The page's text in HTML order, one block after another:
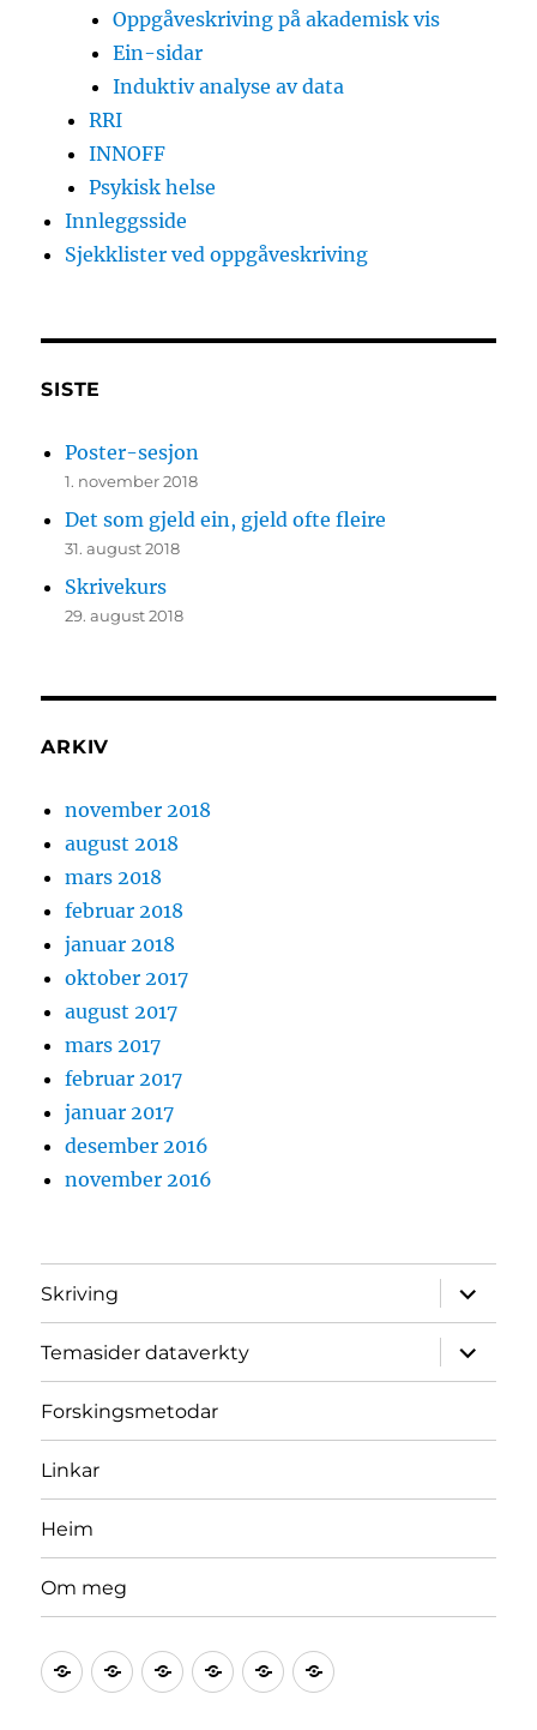
Oppgåveskriving på akademisk vis
Ein-sidar
Induktiv analyse av data
RRI
INNOFF
Psykisk helse
Innleggsside
Sjekklister ved oppgåveskriving
SISTE
Poster-sesjon
1. november 2018
Det som gjeld ein, gjeld ofte fleire
31. august 2018
Skrivekurs
29. august 2018
ARKIV
november 2018
august 2018
mars 2018
februar 2018
januar 2018
oktober 2017
august 2017
mars 2017
februar 2017
januar 2017
desember 2016
november 2016
Skriving
Utvid
Temasider dataverkty
Utvid
Forskingsmetodar
Linkar
Heim
Om meg
SkrivingTemasiderForskingsmetodar
LinkarHeimOm